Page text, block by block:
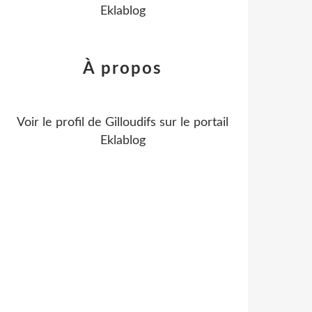
Eklablog
À propos
Voir le profil de Gilloudifs sur le portail
Eklablog